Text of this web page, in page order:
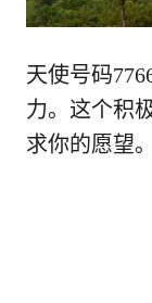
天使号码
力。这个积
求你的愿望。